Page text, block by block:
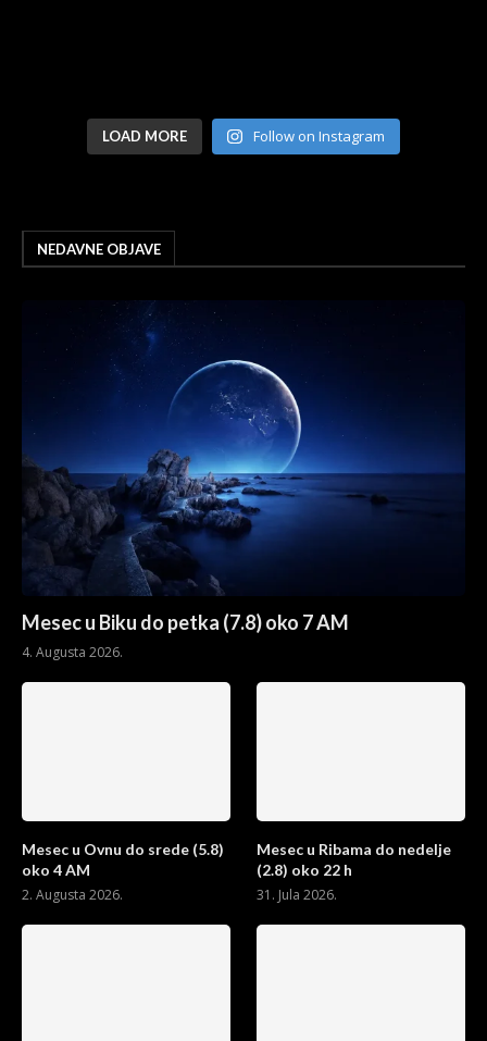
LOAD MORE Follow on Instagram
NEDAVNE OBJAVE
Mesec u Biku do petka (7.8) oko 7 AM
4. Augusta 2026.
Mesec u Ovnu do srede (5.8)
oko 4 AM
2. Augusta 2026.
Mesec u Ribama do nedelje
(2.8) oko 22 h
31. Jula 2026.